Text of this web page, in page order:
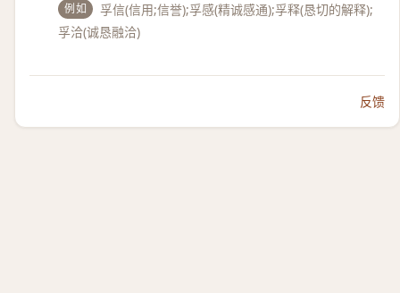
例如
孚信(信用;信誉);孚感(精诚感通);孚释(恳切的解释);
孚洽(诚恳融洽)
反馈